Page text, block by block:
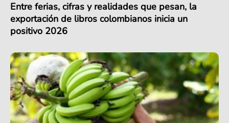
Entre ferias, cifras y realidades que pesan, la
exportación de libros colombianos inicia un
positivo 2026